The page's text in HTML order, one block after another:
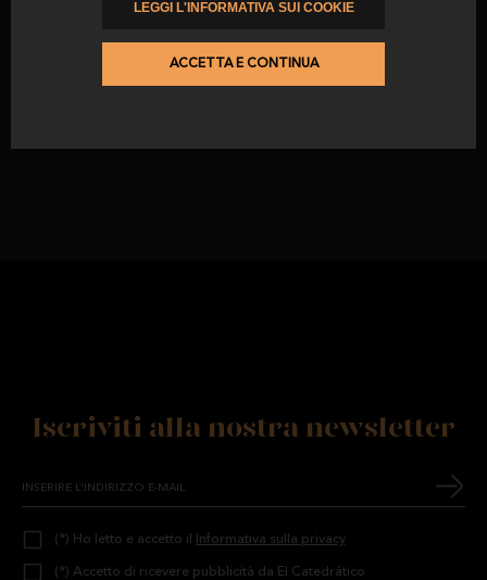
ACCETTA E CONTINUA
iberico razza iberica
Iscriviti alla nostra newsletter
(*) Ho letto e accetto il Informativa sulla privacy
(*) Accetto di ricevere pubblicità da El Catedrático
LEGGI L'INFORMATIVA SUI COOKIE